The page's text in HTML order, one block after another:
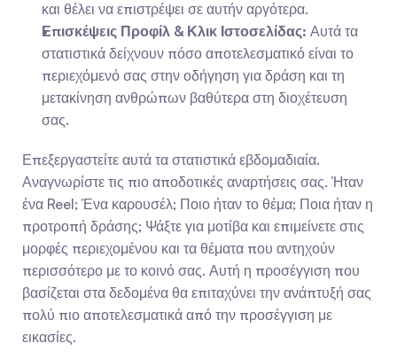
και θέλει να επιστρέψει σε αυτήν αργότερα.
Επισκέψεις Προφίλ & Κλικ Ιστοσελίδας: Αυτά τα
στατιστικά δείχνουν πόσο αποτελεσματικό είναι το
περιεχόμενό σας στην οδήγηση για δράση και τη
μετακίνηση ανθρώπων βαθύτερα στη διοχέτευση
σας.
Επεξεργαστείτε αυτά τα στατιστικά εβδομαδιαία.
Αναγνωρίστε τις πιο αποδοτικές αναρτήσεις σας. Ήταν
ένα Reel; Ένα καρουσέλ; Ποιο ήταν το θέμα; Ποια ήταν η
προτροπή δράσης; Ψάξτε για μοτίβα και επιμείνετε στις
μορφές περιεχομένου και τα θέματα που αντηχούν
περισσότερο με το κοινό σας. Αυτή η προσέγγιση που
βασίζεται στα δεδομένα θα επιταχύνει την ανάπτυξή σας
πολύ πιο αποτελεσματικά από την προσέγγιση με
εικασίες.